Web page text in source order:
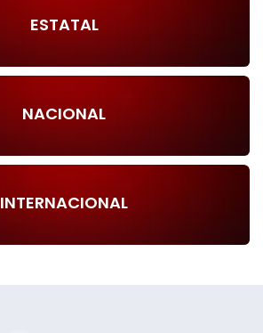
ESTATAL
NACIONAL
INTERNACIONAL